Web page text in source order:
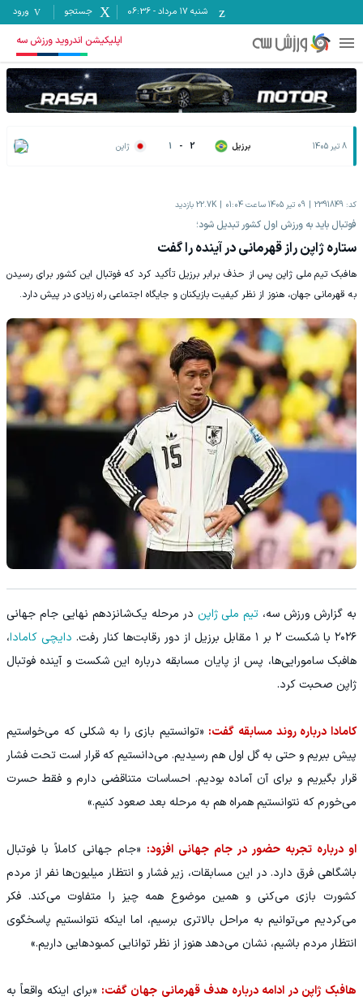
شنبه ۱۷ مرداد -
06:36 جستجو ورود
اپلیکیشن اندروید ورزش سه
8 تیر 1405 برزیل 2
-
1 ژاپن
کد: 2391849 09 تیر 1405 ساعت 01:04 22.7K بازدید
فوتبال باید به ورزش اول کشور تبدیل شود؛
ستاره ژاپن راز قهرمانی در آینده را گفت
هافبک تیم ملی ژاپن پس از حذف برابر برزیل تأکید کرد که فوتبال این کشور برای رسیدن
به قهرمانی جهان، هنوز از نظر کیفیت بازیکنان و جایگاه اجتماعی راه زیادی در پیش دارد.
به گزارش ورزش سه، تیم ملی ژاپن در مرحله یک‌شانزدهم نهایی جام جهانی
۲۰۲۶ با شکست ۲ بر ۱ مقابل برزیل از دور رقابت‌ها کنار رفت.
دایچی کامادا،
هافبک سامورایی‌ها، پس از پایان مسابقه درباره این شکست و آینده فوتبال
ژاپن صحبت کرد.
کامادا درباره روند مسابقه گفت: «توانستیم بازی را به شکلی که می‌خواستیم
پیش ببریم و حتی به گل اول هم رسیدیم. می‌دانستیم که قرار است تحت فشار
قرار بگیریم و برای آن آماده بودیم. احساسات متناقضی دارم و فقط حسرت
می‌خورم که نتوانستیم همراه هم به مرحله بعد صعود کنیم.»
او درباره تجربه حضور در جام جهانی افزود: «جام جهانی کاملاً با فوتبال
باشگاهی فرق دارد. در این مسابقات، زیر فشار و انتظار میلیون‌ها نفر از مردم
کشورت بازی می‌کنی و همین موضوع همه چیز را متفاوت می‌کند. فکر
می‌کردیم می‌توانیم به مراحل بالاتری برسیم، اما اینکه نتوانستیم پاسخگوی
انتظار مردم باشیم، نشان می‌دهد هنوز از نظر توانایی کمبودهایی داریم.»
هافبک ژاپن در ادامه درباره هدف قهرمانی جهان گفت: «برای اینکه واقعاً به